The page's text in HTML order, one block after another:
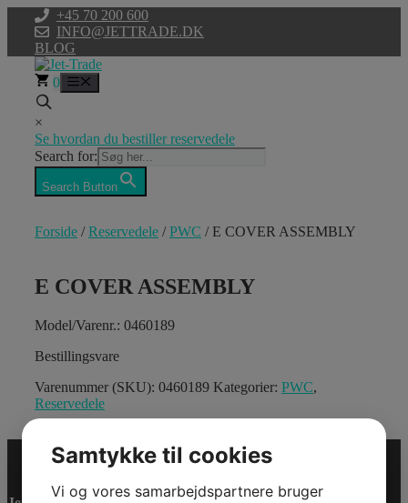
indhold
+45 70 200 600
INFO@JETTRADE.DK
BLOG
0
×
Se hvordan du bestiller reservedele
Search for:
Search Button
Forside /Reservedele /PWC / E COVER ASSEMBLY
E COVER ASSEMBLY
Model/Varenr.: 0460189
Bestillingsvare
Varenummer (SKU): 0460189 Kategorier: PWC,
Reservedele
Samtykke til cookies
Vi og vores samarbejdspartnere bruger